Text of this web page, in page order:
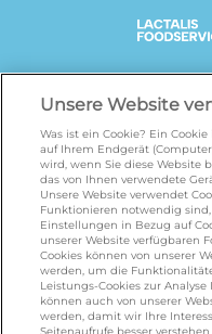
UNSERE
galbani.de/
salakis.de/
Unsere Website
Was ist ein Cookie? Ein
auf Ihrem Endgerät
wird, wenn Sie diese Website
das von Ihnen verwendete
Unsere Website verwendet
Funktionieren notwendig
Einstellungen in Bezug auf
unserer Website verfügbaren
Cookies können von unserer
werden, um die
Leistungs-Cookies zur
können auch von unserer
werden, damit wir Ihre
Seitenaufrufe besser